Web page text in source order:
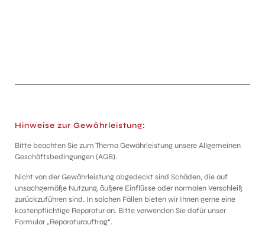
Hinweise zur Gewährleistung:
Bitte beachten Sie zum Thema Gewährleistung unsere Allgemeinen
Geschäftsbedingungen (AGB).
Nicht von der Gewährleistung abgedeckt sind Schäden, die auf
unsachgemäße Nutzung, äußere Einflüsse oder normalen Verschleiß
zurückzuführen sind. In solchen Fällen bieten wir Ihnen gerne eine
kostenpflichtige Reparatur an. Bitte verwenden Sie dafür unser
Formular „Reparaturauftrag“.